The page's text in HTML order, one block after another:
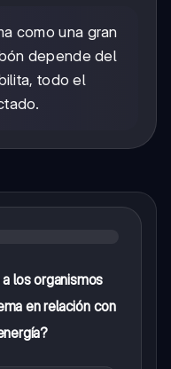
como una gran
depende del
todo el
los organismos
en relación con